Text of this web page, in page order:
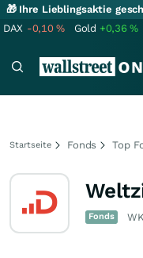
🎁 Ihre Lieblingsaktie
DAX -0,10% Gold +0,36%
Startseite Fonds Top
Fonds